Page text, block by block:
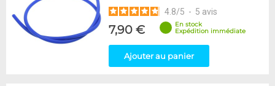
4.8/5 - 5 avis
7,90 €
En stock
Expédition immédiate
Ajouter au panier